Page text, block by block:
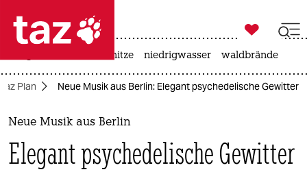
 taz zahl ich
taz zahl ich
themen
politik

taz zahl ich
hitze niedrigwasser waldbrände
taz Plan Neue Musik aus Berlin: Elegant psychedelische Gewitter
Neue Musik aus Berlin
Elegant psychedelische Gewitter